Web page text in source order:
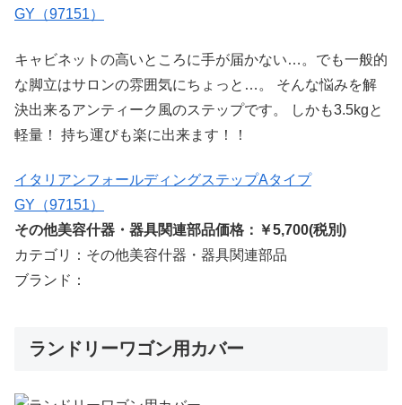
GY（97151）
キャビネットの高いところに手が届かない…。でも一般的
な脚立はサロンの雰囲気にちょっと…。 そんな悩みを解
決出来るアンティーク風のステップです。 しかも3.5kgと
軽量！ 持ち運びも楽に出来ます！！
イタリアンフォールディングステップAタイプ
GY（97151）
その他美容什器・器具関連部品価格：￥5,700(税別)
カテゴリ：その他美容什器・器具関連部品
ブランド：
ランドリーワゴン用カバー